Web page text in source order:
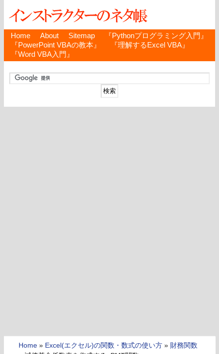
Home About Sitemap
『Pythonプログラミング入門』
『PowerPoint VBAの教本』
『理解するExcel VBA』
『Word VBA入門』
Home » Excel(エクセル)の関数・数式の使い方 » 財務関数